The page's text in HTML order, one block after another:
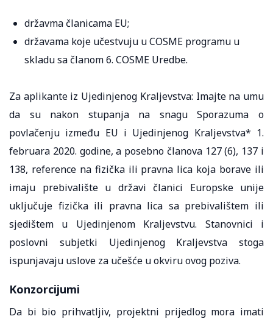
državma članicama EU;
državama koje učestvuju u COSME programu u
skladu sa članom 6. COSME Uredbe.
Za aplikante iz Ujedinjenog Kraljevstva: Imajte na umu
da su nakon stupanja na snagu Sporazuma o
povlačenju između EU i Ujedinjenog Kraljevstva* 1.
februara 2020. godine, a posebno članova 127 (6), 137 i
138, reference na fizička ili pravna lica koja borave ili
imaju prebivalište u državi članici Europske unije
uključuje fizička ili pravna lica sa prebivalištem ili
sjedištem u Ujedinjenom Kraljevstvu. Stanovnici i
poslovni subjetki Ujedinjenog Kraljevstva stoga
ispunjavaju uslove za učešće u okviru ovog poziva.
Konzorcijumi
Da bi bio prihvatljiv, projektni prijedlog mora imati